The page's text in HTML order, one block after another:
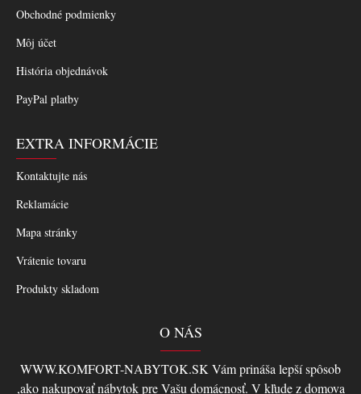
Obchodné podmienky
Môj účet
História objednávok
PayPal platby
EXTRA INFORMÁCIE
Kontaktujte nás
Reklamácie
Mapa stránky
Vrátenie tovaru
Produkty skladom
O NÁS
WWW.KOMFORT-NABYTOK.SK Vám prináša lepší spôsob
,ako nakupovať nábytok pre Vašu domácnosť. V kľude z domova